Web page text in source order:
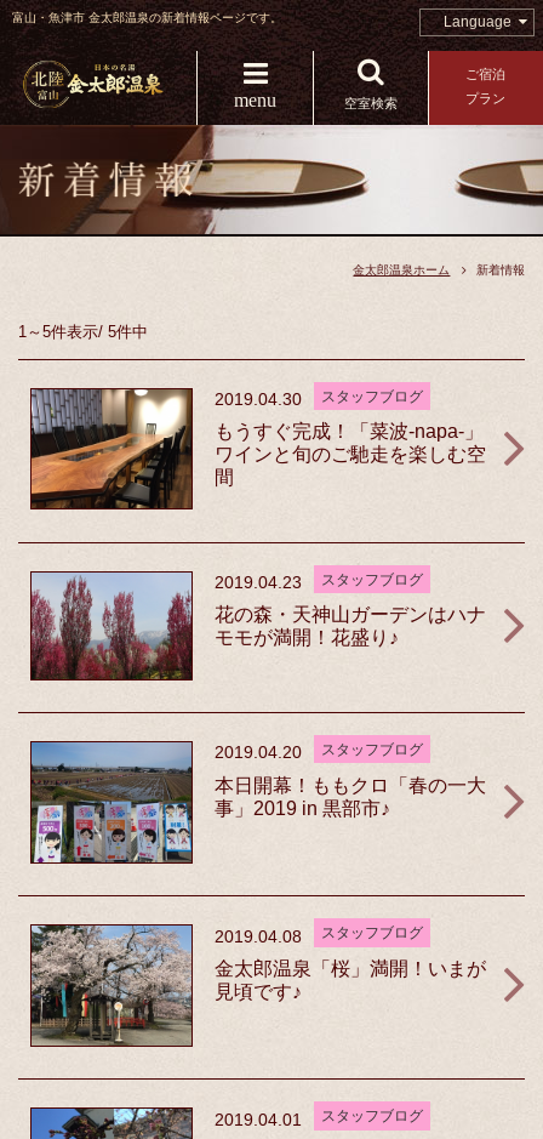
富山・魚津市 金太郎温泉の新着情報ページです。 Language
menu 空室検索
ご宿泊
プラン
金太郎温泉ホーム 新着情報
1～5件表示/ 5件中
2019.04.30 スタッフブログ
もうすぐ完成！「菜波-napa-」
ワインと旬のご馳走を楽しむ空
間
2019.04.23 スタッフブログ
花の森・天神山ガーデンはハナ
モモが満開！花盛り♪
2019.04.20 スタッフブログ
本日開幕！ももクロ「春の一大
事」2019 in 黒部市♪
2019.04.08 スタッフブログ
金太郎温泉「桜」満開！いまが
見頃です♪
2019.04.01 スタッフブログ